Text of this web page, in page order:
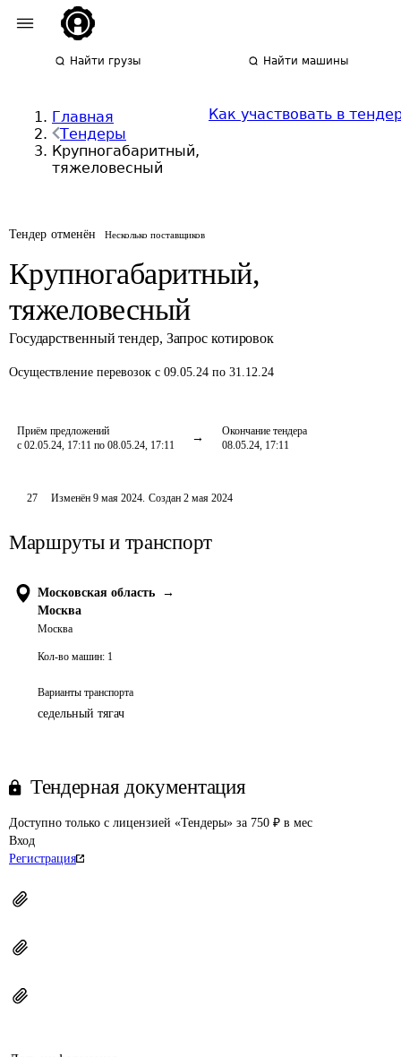
Найти грузы Найти машины
Главная
Тендеры
Крупногабаритный,
тяжеловесный
Как участвовать в
Тендер отменён Несколько поставщиков
Крупногабаритный,
тяжеловесный
Государственный тендер, Запрос котировок
Осуществление перевозок с 09.05.24 по 31.12.24
Приём предложений
с 02.05.24, 17:11 по 08.05.24, 17:11
Окончание тендера
08.05.24, 17:11
27 Изменён9 мая 2024. Создан 2 мая 2024
Маршруты и транспорт
Московская область
→
Москва
Москва
Кол-во машин: 1
Варианты транспорта
седельный тягач
Тендерная документация
Доступно только с лицензией «Тендеры» за 750 ₽ в мес
Вход
Регистрация